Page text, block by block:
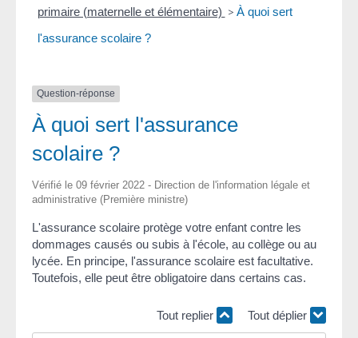
primaire (maternelle et élémentaire) > À quoi sert
l'assurance scolaire ?
Question-réponse
À quoi sert l'assurance
scolaire ?
Vérifié le 09 février 2022 - Direction de l'information légale et
administrative (Première ministre)
L'assurance scolaire protège votre enfant contre les
dommages causés ou subis à l'école, au collège ou au
lycée. En principe, l'assurance scolaire est facultative.
Toutefois, elle peut être obligatoire dans certains cas.
Tout replier Tout déplier